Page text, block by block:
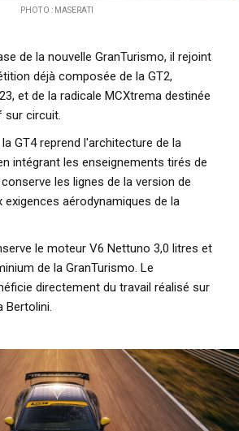
PHOTO : MASERATI
de la nouvelle GranTurismo, il rejoint
déjà composée de la GT2,
et de la radicale MCXtrema destinée
sur circuit.
GT4 reprend l'architecture de la
intégrant les enseignements tirés de
les lignes de la version de
exigences aérodynamiques de la
le moteur V6 Nettuno 3,0 litres et
de la GranTurismo. Le
directement du travail réalisé sur
Bertolini.